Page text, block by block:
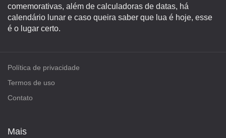
comemorativas, além de calculadoras de datas, há
calendário lunar e caso queira saber que lua é hoje, esse
é o lugar certo.
Política de privacidade
Termos de uso
Contato
Mais